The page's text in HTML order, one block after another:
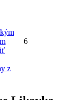
z
6